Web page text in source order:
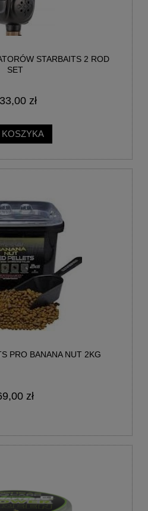
STARBAITS 2 ROD
SET
zł
KOSZYKA
PRO BANANA NUT 2KG
zł